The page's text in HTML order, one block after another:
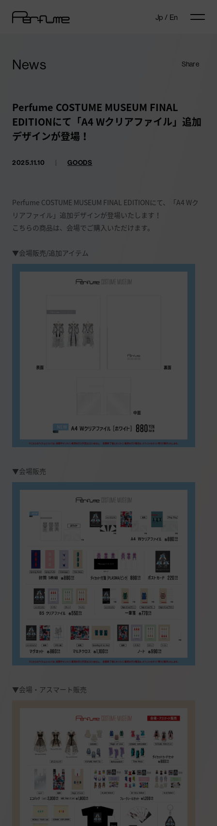
Jp / En
News Share
Perfume COSTUME MUSEUM FINAL
EDITIONにて「A4 Wクリアファイル」追加
デザインが登場！
2025.11.10 | GOODS
Perfume COSTUME MUSEUM FINAL EDITIONにて、「A4 Wク
リアファイル」追加デザインが登場いたします！
こちらの商品は、会場でご購入いただけます。
▼会場販売/追加アイテム
▼会場販売
▼会場・アスマート販売